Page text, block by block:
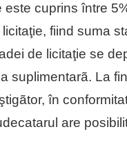
este cuprins între
fiind suma
de licitaţie se
suplimentarã. La
în
are